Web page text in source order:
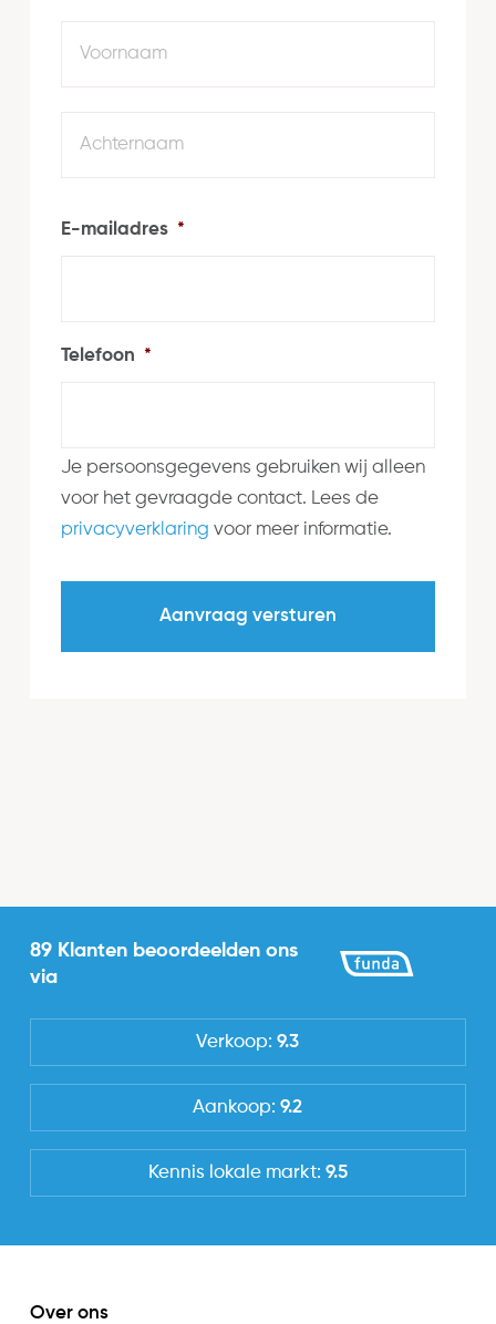
E-mailadres *
Telefoon *
Je persoonsgegevens gebruiken wij alleen
voor het gevraagde contact. Lees de
privacyverklaring voor meer informatie.
89 Klanten beoordeelden ons
via
Verkoop:9.3
Aankoop:9.2
Kennis lokale markt: 9.5
Over ons